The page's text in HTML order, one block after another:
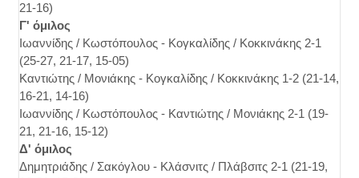
21-16)
Γ' όμιλος
Ιωαννίδης / Κωστόπουλος - Κογκαλίδης / Κοκκινάκης 2-1
(25-27, 21-17, 15-05)
Καντιώτης / Μονιάκης - Κογκαλίδης / Κοκκινάκης 1-2 (21-14,
16-21, 14-16)
Ιωαννίδης / Κωστόπουλος - Καντιώτης / Μονιάκης 2-1 (19-
21, 21-16, 15-12)
Δ' όμιλος
Δημητριάδης / Σακόγλου - Κλάσνιτς / Πλάβσιτς 2-1 (21-19,